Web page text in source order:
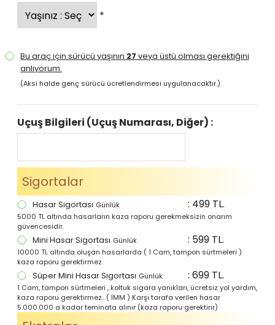
*
Bu araç için sürücü yaşının 27 veya üstü olması gerektiğini
anlıyorum.
(Aksi halde genç sürücü ücretlendirmesi uygulanacaktır.)
Uçuş Bilgileri (Uçuş Numarası, Diğer) :
Sigortalar
Hasar Sigortası Günlük : 499 TL.
5000 TL altında hasarların kaza raporu gerekmeksizin onarım
güvencesidir.
Mini Hasar Sigortası Günlük : 599 TL.
10000 TL altında oluşan hasarlarda ( 1 Cam, tampon sürtmeleri )
kaza raporu gerektirmez.
Süper Mini Hasar Sigortası Günlük : 699 TL.
1 Cam, tampon sürtmeleri , koltuk sigara yanıkları, ücretsiz yol yardım,
kaza raporu gerektirmez.. ( İMM ) Karşı tarafa verilen hasar
5.000.000 a kadar teminata alınır (kaza raporu gerektirir)